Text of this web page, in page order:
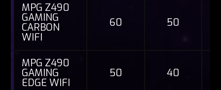
MPG Z490
GAMING
CARBON
WIFI
60 50
MPG Z490
GAMING
EDGE WIFI
50 40